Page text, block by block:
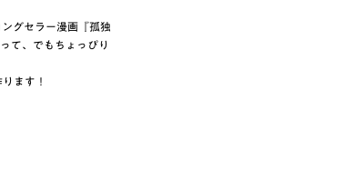
グセラー漫画『孤独
て、でもちょっぴり
ます！